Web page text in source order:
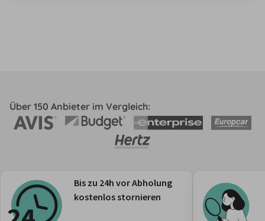
Über 150 Anbieter im Vergleich:
Bis zu 24h vor Abholung
kostenlos stornieren